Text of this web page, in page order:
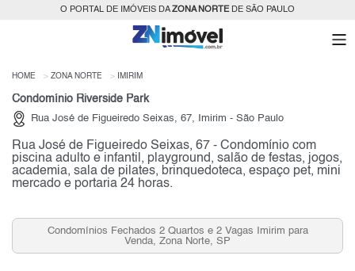
O PORTAL DE IMÓVEIS DAZONA NORTEDE SÃO PAULO
HOME ZONA NORTE IMIRIM
Condomínio Riverside Park
Rua José de Figueiredo Seixas, 67, Imirim - São Paulo
Rua José de Figueiredo Seixas, 67 - Condomínio com
piscina adulto e infantil, playground, salão de festas, jogos,
academia, sala de pilates, brinquedoteca, espaço pet, mini
mercado e portaria 24 horas.
Condomínios Fechados 2 Quartos e 2 Vagas Imirim para
Venda, Zona Norte, SP